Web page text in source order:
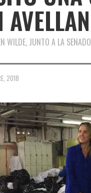
WILDE, JUNTO A LA
2018